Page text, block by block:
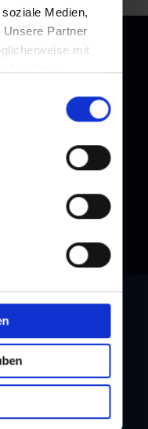
Medien,
Unsere Partner
mit
haben.
an, und bleiben Sie